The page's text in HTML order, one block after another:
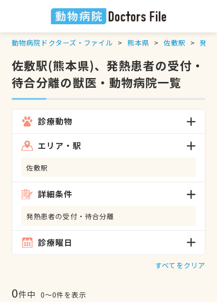
動物病院ドクターズ・ファイル 熊本県 佐敷駅 発熱
佐敷駅(熊本県)、発熱患者の受付・
待合分離の獣医・動物病院一覧
診療動物
エリア・駅
佐敷駅
詳細条件
発熱患者の受付・待合分離
診療曜日
すべてをクリア
0件中 0〜0件を表示